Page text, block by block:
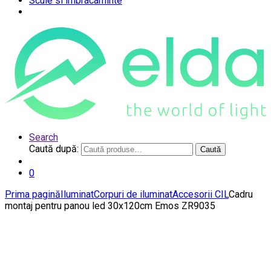
Search
Caută după:
Caută
0
Prima paginăIluminatCorpuri de iluminatAccesorii CILCadru
montaj pentru panou led 30x120cm Emos ZR9035